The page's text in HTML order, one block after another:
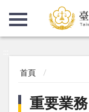
首頁
重要業務